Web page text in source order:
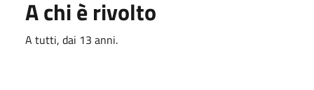
A chi è rivolto
A tutti, dai 13 anni.